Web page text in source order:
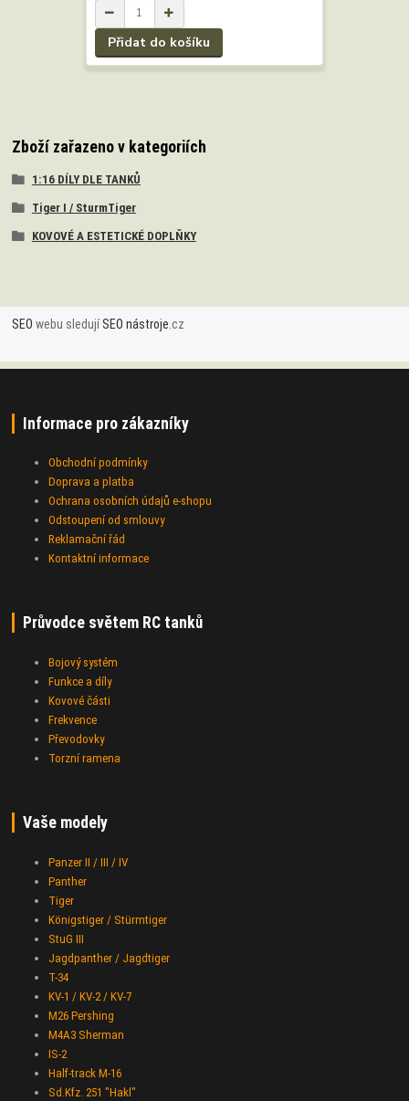
Přidat do košíku
Zboží zařazeno v kategoriích
1:16 DÍLY DLE TANKŮ
Tiger I / SturmTiger
KOVOVÉ A ESTETICKÉ DOPLŇKY
SEO webu sledujíSEO nástroje .cz
Informace pro zákazníky
Obchodní podmínky
Doprava a platba
Ochrana osobních údajů e-shopu
Odstoupení od smlouvy
Reklamační řád
Kontaktní informace
Průvodce světem RC tanků
Bojový systém
Funkce a díly
Kovové části
Frekvence
Převodovky
Torzní ramena
Vaše modely
Panzer II / III / IV
Panther
Tiger
Königstiger / Stürmtiger
StuG III
Jagdpanther / Jagdtiger
T-34
KV-1 / KV-2 / KV-7
M26 Pershing
M4A3 Sherman
IS-2
Half-track M-16
Sd.Kfz. 251 "Hakl"